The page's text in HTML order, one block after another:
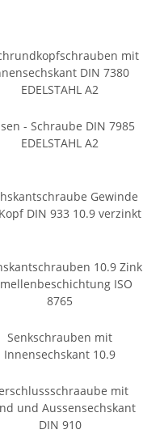
mit
DIN 7380
EDELSTAHL A2
- Schraube DIN 7985
EDELSTAHL A2
Gewinde
DIN 933 10.9 verzinkt
10.9 Zink
ISO
8765
Senkschrauben mit
Innensechskant 10.9
mit
und Aussensechskant
DIN 910